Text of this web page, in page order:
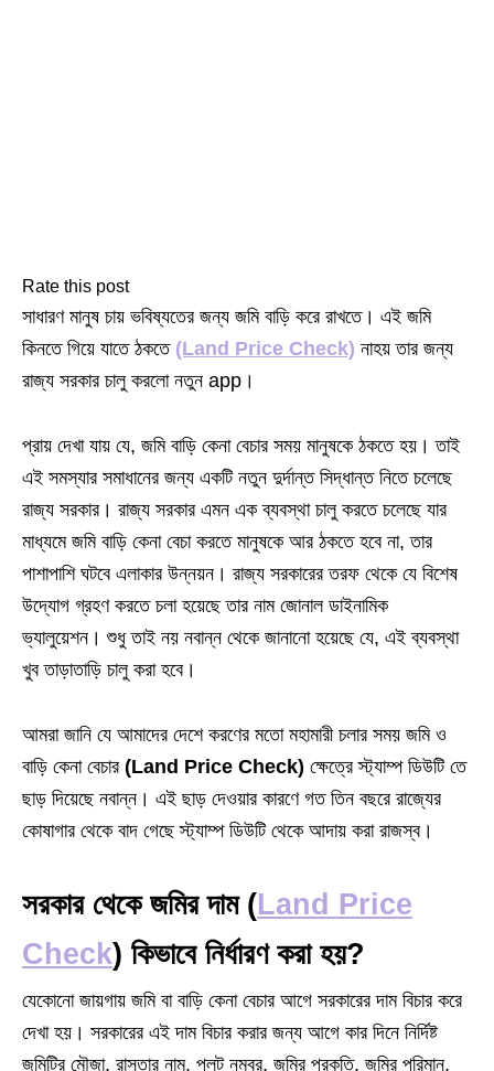
Rate this post
সাধারণ মানুষ চায় ভবিষ্যতের জন্য জমি বাড়ি করে রাখতে। এই জমি
কিনতে গিয়ে যাতে ঠকতে (Land Price Check) নাহয় তার জন্য
রাজ্য সরকার চালু করলো নতুন app।
প্রায় দেখা যায় যে, জমি বাড়ি কেনা বেচার সময় মানুষকে ঠকতে হয়। তাই
এই সমস্যার সমাধানের জন্য একটি নতুন দুর্দান্ত সিদ্ধান্ত নিতে চলেছে
রাজ্য সরকার। রাজ্য সরকার এমন এক ব্যবস্থা চালু করতে চলেছে যার
মাধ্যমে জমি বাড়ি কেনা বেচা করতে মানুষকে আর ঠকতে হবে না, তার
পাশাপাশি ঘটবে এলাকার উন্নয়ন। রাজ্য সরকারের তরফ থেকে যে বিশেষ
উদ্যোগ গ্রহণ করতে চলা হয়েছে তার নাম জোনাল ডাইনামিক
ভ্যালুয়েশন। শুধু তাই নয় নবান্ন থেকে জানানো হয়েছে যে, এই ব্যবস্থা
খুব তাড়াতাড়ি চালু করা হবে।
আমরা জানি যে আমাদের দেশে করণের মতো মহামারী চলার সময় জমি ও
বাড়ি কেনা বেচার (Land Price Check) ক্ষেত্রে স্ট্যাম্প ডিউটি তে
ছাড় দিয়েছে নবান্ন। এই ছাড় দেওয়ার কারণে গত তিন বছরে রাজ্যের
কোষাগার থেকে বাদ গেছে স্ট্যাম্প ডিউটি থেকে আদায় করা রাজস্ব।
সরকার থেকে জমির দাম (Land Price
Check) কিভাবে নির্ধারণ করা হয়?
যেকোনো জায়গায় জমি বা বাড়ি কেনা বেচার আগে সরকারের দাম বিচার করে
দেখা হয়। সরকারের এই দাম বিচার করার জন্য আগে কার দিনে নির্দিষ্ট
জমিটির মৌজা, রাস্তার নাম, প্লট নম্বর, জমির প্রকৃতি, জমির পরিমান,